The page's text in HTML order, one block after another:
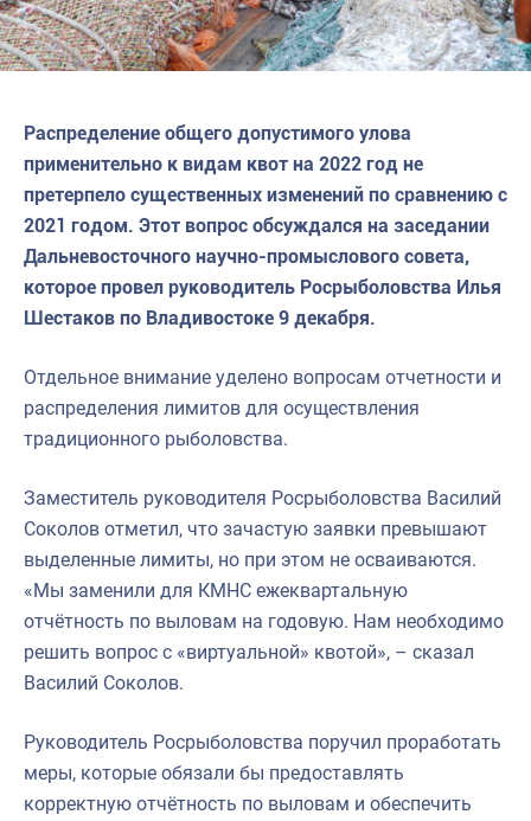
Распределение общего допустимого улова
применительно к видам квот на 2022 год не
претерпело существенных изменений по сравнению с
2021 годом. Этот вопрос обсуждался на заседании
Дальневосточного научно-промыслового совета,
которое провел руководитель Росрыболовства Илья
Шестаков по Владивостоке 9 декабря.
Отдельное внимание уделено вопросам отчетности и
распределения лимитов для осуществления
традиционного рыболовства.
Заместитель руководителя Росрыболовства Василий
Соколов отметил, что зачастую заявки превышают
выделенные лимиты, но при этом не осваиваются.
«Мы заменили для КМНС ежеквартальную
отчётность по выловам на годовую. Нам необходимо
решить вопрос с «виртуальной» квотой», – сказал
Василий Соколов.
Руководитель Росрыболовства поручил проработать
меры, которые обязали бы предоставлять
корректную отчётность по выловам и обеспечить